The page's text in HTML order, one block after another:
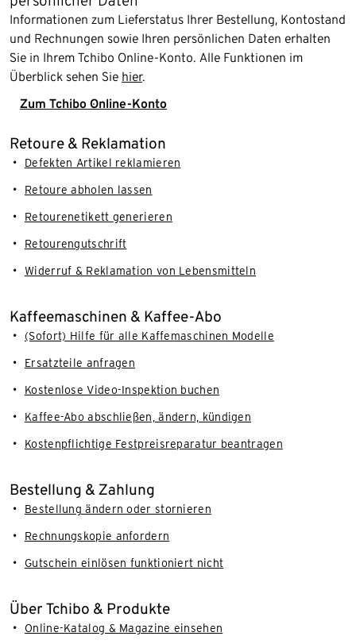
Informationen zum Lieferstatus Ihrer Bestellung, Kontostand
und Rechnungen sowie Ihren persönlichen Daten erhalten
Sie in Ihrem Tchibo Online-Konto. Alle Funktionen im
Überblick sehen Sie hier.
Zum Tchibo Online-Konto
Retoure & Reklamation
Defekten Artikel reklamieren
Retoure abholen lassen
Retourenetikett generieren
Retourengutschrift
Widerruf & Reklamation von Lebensmitteln
Kaffeemaschinen & Kaffee-Abo
(Sofort) Hilfe für alle Kaffemaschinen Modelle
Ersatzteile anfragen
Kostenlose Video-Inspektion buchen
Kaffee-Abo abschließen, ändern, kündigen
Kostenpflichtige Festpreisreparatur beantragen
Bestellung & Zahlung
Bestellung ändern oder stornieren
Rechnungskopie anfordern
Gutschein einlösen funktioniert nicht
Über Tchibo & Produkte
Online-Katalog & Magazine einsehen